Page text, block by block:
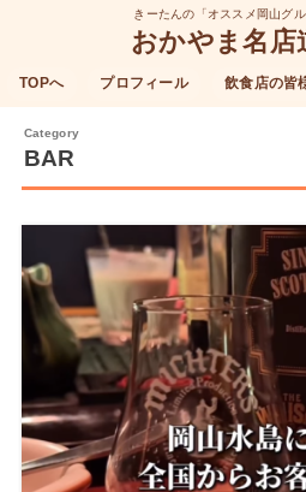
きーたんの「オススメ岡山グ
おかやま名店
TOPへ プロフィール 飲食店の皆
BAR